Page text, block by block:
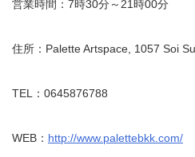
営業時間：7時30分～21時00分
住所：Palette Artspace, 1057 Soi
TEL：0645876788
WEB： http://www.palettebkk.com/